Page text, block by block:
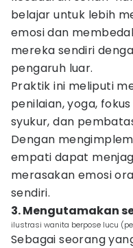
belajar untuk lebih
emosi dan
mereka sendiri
pengaruh luar.
Praktik ini meliputi
penilaian, yoga,
syukur, dan
Dengan
empati dapat
merasakan emosi
sendiri.
3. Mengutamakan
ilustrasi wanita berpose lucu
Sebagai seorang